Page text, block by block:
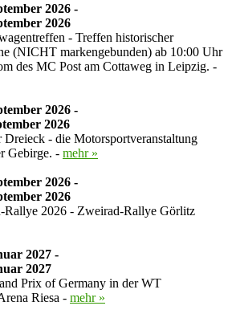
2026 -
2026
- Treffen historischer
(NICHT markengebunden) ab 10:00 Uhr
des MC Post am Cottaweg in Leipzig. -
2026 -
2026
Dreieck - die Motorsportveranstaltung
Gebirge. - mehr »
2026 -
2026
2026 - Zweirad-Rallye Görlitz
2027 -
2027
Prix of Germany in der WT
Riesa - mehr »